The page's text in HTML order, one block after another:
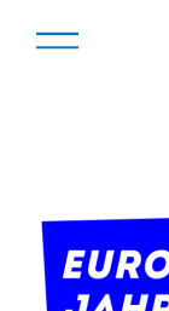
springen
Inhalt
Menü